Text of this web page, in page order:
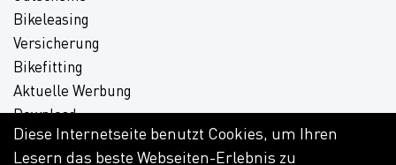
Bikeleasing
Versicherung
Bikefitting
Aktuelle Werbung
Download
Diese Internetseite benutzt Cookies, um Ihren
Lesern das beste Webseiten-Erlebnis zu